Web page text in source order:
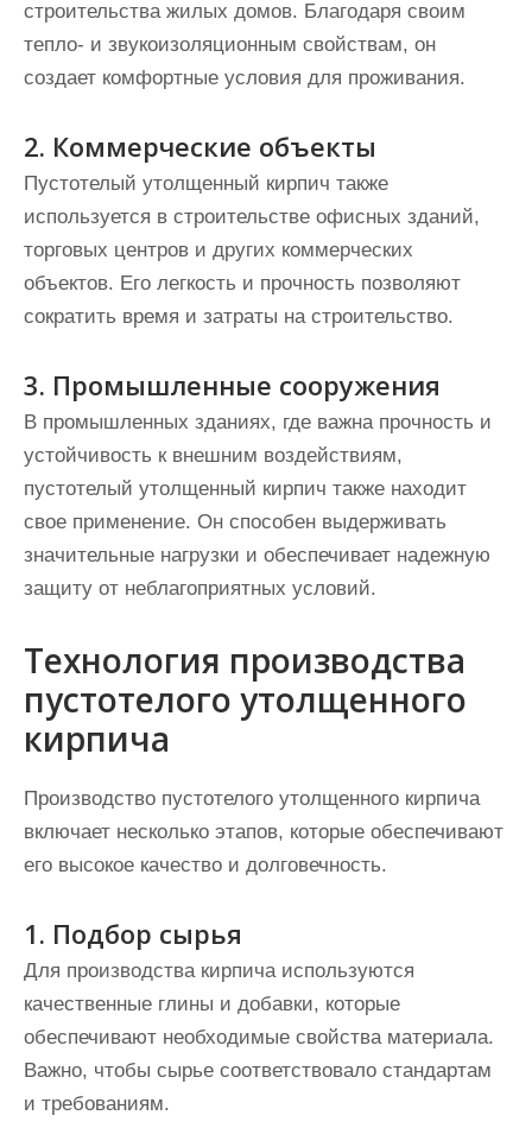
строительства жилых домов. Благодаря своим
тепло- и звукоизоляционным свойствам, он
создает комфортные условия для проживания.
2. Коммерческие объекты
Пустотелый утолщенный кирпич также
используется в строительстве офисных зданий,
торговых центров и других коммерческих
объектов. Его легкость и прочность позволяют
сократить время и затраты на строительство.
3. Промышленные сооружения
В промышленных зданиях, где важна прочность и
устойчивость к внешним воздействиям,
пустотелый утолщенный кирпич также находит
свое применение. Он способен выдерживать
значительные нагрузки и обеспечивает надежную
защиту от неблагоприятных условий.
Технология производства
пустотелого утолщенного
кирпича
Производство пустотелого утолщенного кирпича
включает несколько этапов, которые обеспечивают
его высокое качество и долговечность.
1. Подбор сырья
Для производства кирпича используются
качественные глины и добавки, которые
обеспечивают необходимые свойства материала.
Важно, чтобы сырье соответствовало стандартам
и требованиям.